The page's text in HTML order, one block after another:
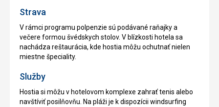
Strava
V rámci programu polpenzie sú podávané raňajky a
večere formou švédskych stolov. V blízkosti hotela sa
nachádza reštaurácia, kde hostia môžu ochutnať nielen
miestne špeciality.
Služby
Hostia si môžu v hotelovom komplexe zahrať tenis alebo
navštíviť posilňovňu. Na pláži je k dispozícii windsurfing